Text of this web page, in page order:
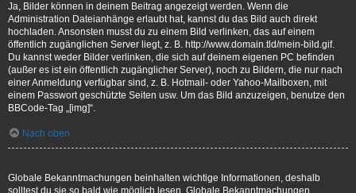
Ja, Bilder können in deinem Beitrag angezeigt werden. Wenn die
Administration Dateianhänge erlaubt hat, kannst du das Bild auch direkt
hochladen. Ansonsten musst du zu einem Bild verlinken, das auf einem
öffentlich zugänglichen Server liegt, z. B. http://www.domain.tld/mein-bild.gif.
Du kannst weder Bilder verlinken, die sich auf deinem eigenen PC befinden
(außer es ist ein öffentlich zugänglicher Server), noch zu Bildern, die nur nach
einer Anmeldung verfügbar sind, z. B. Hotmail- oder Yahoo-Mailboxen, mit
einem Passwort geschützte Seiten usw. Um das Bild anzuzeigen, benutze den
BBCode-Tag „[img]“.
Nach oben
Globale Bekanntmachungen beinhalten wichtige Informationen, deshalb
solltest du sie so bald wie möglich lesen. Globale Bekanntmachungen